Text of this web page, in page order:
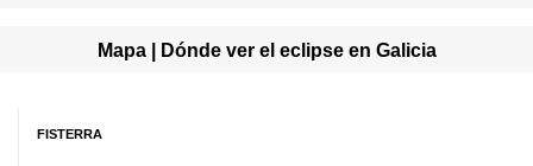
Mapa | Dónde ver el eclipse en Galicia
FISTERRA